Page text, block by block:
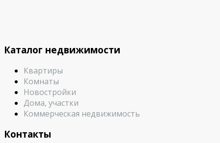
Каталог недвижимости
Квартиры
Комнаты
Новостройки
Дома, участки
Коммерческая недвижимость
Контакты